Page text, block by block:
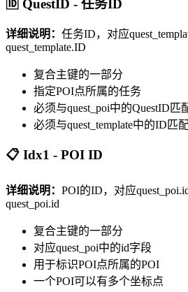
🆔 QuestID - 任务ID
详细说明： 任务ID，对应
quest_template.ID
复合主键的一部分
指定POI点所属的任务
必须与quest_poi中的QuestID匹
必须与quest_template中的ID匹
📋 Idx1 - POI ID
详细说明： POI的ID，对应
quest_poi.id
复合主键的一部分
对应quest_poi中的id字段
用于标识POI点所属的POI
一个POI可以有多个坐标点